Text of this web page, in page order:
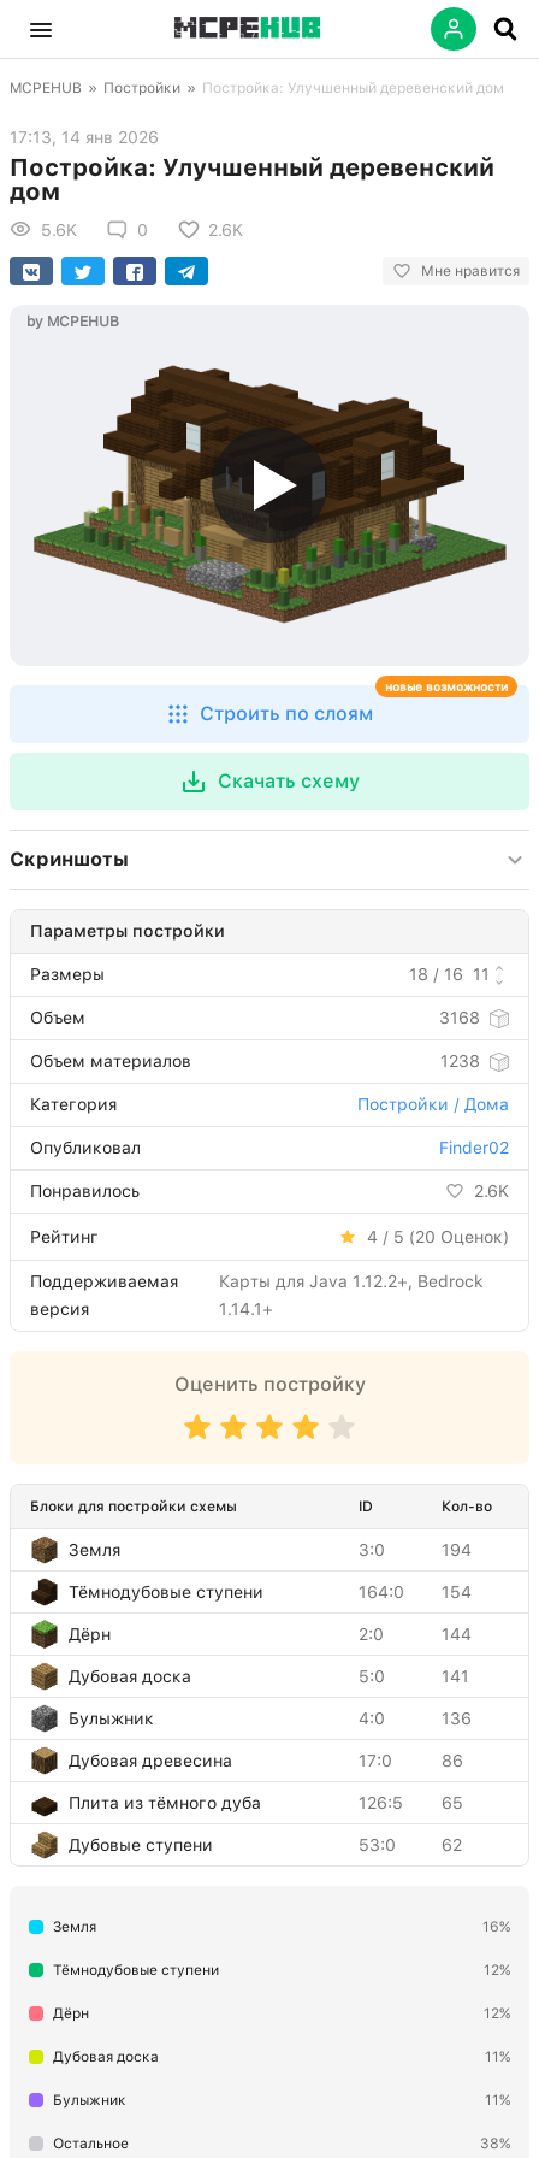
MCPEHUB » Постройки » Постройка: Улучшенный деревенский дом
17:13, 14 янв 2026
Постройка: Улучшенный деревенский
дом
5.6K 0 2.6K
Мне нравится
by MCPEHUB
Строить по слоям
новые возможности
Скачать схему
Скриншоты
Параметры постройки
Размеры 18 / 16 11
Объем 3168
Объем материалов 1238
Категория Постройки / Дома
Опубликовал Finder02
Понравилось 2.6K
Рейтинг 4 / 5 (20 Оценок)
Поддерживаемая
версия
Карты для Java 1.12.2+, Bedrock
1.14.1+
Оценить постройку
Блоки для постройки схемы ID Кол-во
Земля 3:0 194
Тёмнодубовые ступени 164:0 154
Дёрн 2:0 144
Дубовая доска 5:0 141
Булыжник 4:0 136
Дубовая древесина 17:0 86
Плита из тёмного дуба 126:5 65
Дубовые ступени 53:0 62
Доска из тёмного дуба
Стеклянная панель
Высокая трава
Стекло
Факел
Книжный шкаф
Земля 16%
Тёмнодубовые ступени 12%
Дёрн 12%
Дубовая доска 11%
Булыжник 11%
Остальное 38%